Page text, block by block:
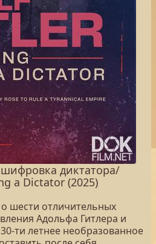
диктатора/
a Dictator (2025)
шести отличительных
Адольфа Гитлера и
ти летнее необразованное